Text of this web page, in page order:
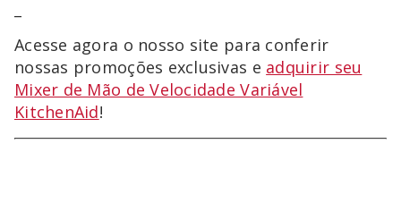
Acesse agora o nosso site para conferir
nossas promoções exclusivas e adquirir seu
Mixer de Mão de Velocidade Variável
KitchenAid!